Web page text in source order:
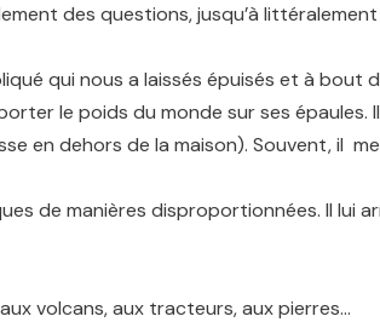
des questions, jusqu’à littéralement
qui nous a laissés épuisés et à bout
le poids du monde sur ses épaules.
en dehors de la maison). Souvent, il
de manières disproportionnées. Il lui
volcans, aux tracteurs, aux pierres…